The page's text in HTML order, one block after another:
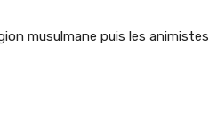
musulmane puis les animistes